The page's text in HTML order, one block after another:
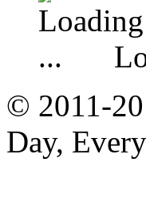
© 2011-
Day,